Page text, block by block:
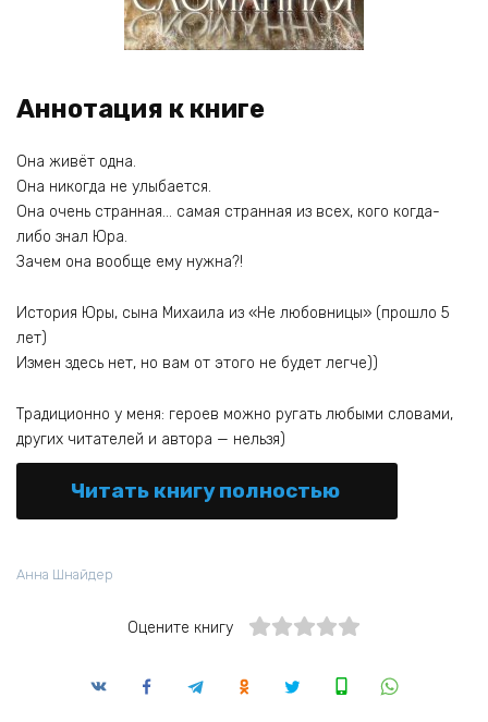
Аннотация к книге
Она живёт одна.
Она никогда не улыбается.
Она очень странная… самая странная из всех, кого когда-
либо знал Юра.
Зачем она вообще ему нужна?!
История Юры, сына Михаила из «Не любовницы» (прошло 5
лет)
Измен здесь нет, но вам от этого не будет легче))
Традиционно у меня: героев можно ругать любыми словами,
других читателей и автора — нельзя)
Читать книгу полностью
Аннa Шнайдер
Оцените книгу